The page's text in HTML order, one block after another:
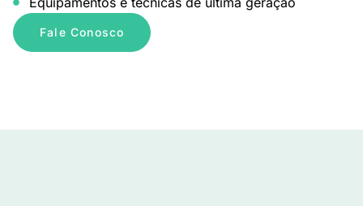
Fale Conosco